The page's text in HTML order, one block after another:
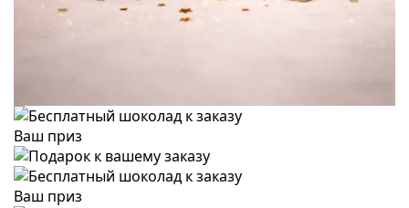
Ваш приз
Ваш приз